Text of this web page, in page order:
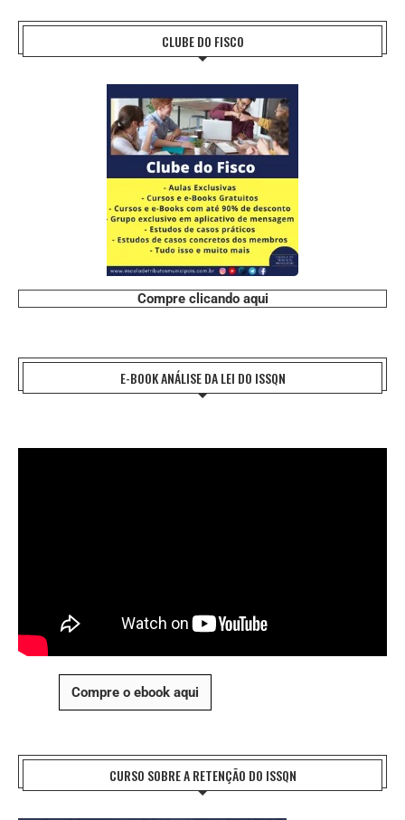
CLUBE DO FISCO
Compre clicando aqui
E-BOOK ANÁLISE DA LEI DO ISSQN
Compre o ebook aqui
CURSO SOBRE A RETENÇÃO DO ISSQN